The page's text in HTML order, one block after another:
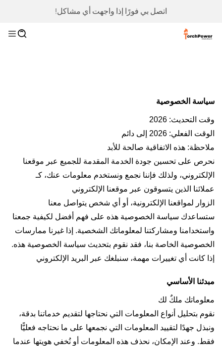
اتصل بي فورًا إذا واجهت أي مشاكل!
سياسة الخصوصية
وقت التحديث: 2026
الوقت الفعلي: 2026 إلى دائم
ملاحظة: هذه الاتفاقية صالحة للأبد
نحرص على تحسين جودة الخدمة المقدمة للجميع عبر موقعنا
الإلكتروني، ولذلك فإننا نجمع ونستخدم معلومات عنك، كـ
عملائنا الذين يتسوقون عبر موقعنا الإلكتروني
الزوار لمواقعنا الإلكترونية، أو أي شخص يتواصل معنا
ستساعدك سياسة الخصوصية هذه على فهم أفضل لكيفية جمعنا
واستخدامنا ومشاركتنا لمعلوماتك الشخصية. إذا غيرنا ممارسات
الخصوصية الخاصة بنا، فقد نقوم بتحديث سياسة الخصوصية هذه.
إذا كانت أي تغييرات مهمة، سنبلغك عبر البريد الإلكتروني
مبدئنا الأساسي
معلوماتك ملكٌ لك
نقوم بتحليل أنواع المعلومات التي نحتاجها لتقديم خدماتنا بدقة،
ونبذل جهدًا لتقييد المعلومات التي نجمعها على ما نحتاجه فعليًّا
فقط. وعند الإمكان، نحذف هذه المعلومات أو نُخفي هويتها عندما